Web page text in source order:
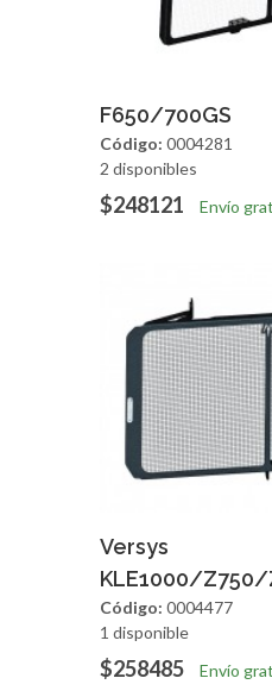
Agregar
F650/700GS
Código: 0004281
2 disponibles
$248121 Envío
Agregar
Versys
KLE1000/
Código: 0004477
1 disponible
$258485 Envío